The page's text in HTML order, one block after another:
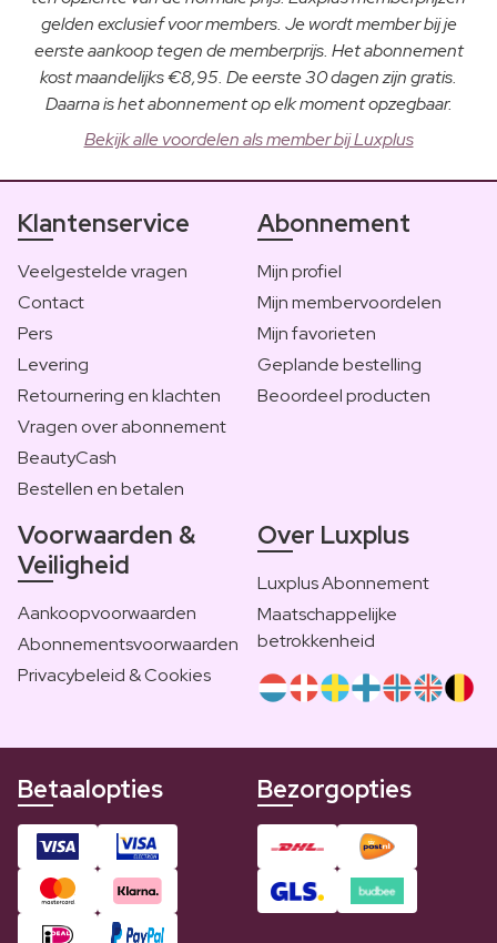
gelden exclusief voor members. Je wordt member bij je
eerste aankoop tegen de memberprijs. Het abonnement
kost maandelijks €8,95. De eerste 30 dagen zijn gratis.
Daarna is het abonnement op elk moment opzegbaar.
Bekijk alle voordelen als member bij Luxplus
Klantenservice
Veelgestelde vragen
Contact
Pers
Levering
Retournering en klachten
Vragen over abonnement
BeautyCash
Bestellen en betalen
Abonnement
Mijn profiel
Mijn membervoordelen
Mijn favorieten
Geplande bestelling
Beoordeel producten
Voorwaarden &
Veiligheid
Aankoopvoorwaarden
Abonnementsvoorwaarden
Privacybeleid & Cookies
Over Luxplus
Luxplus Abonnement
Maatschappelijke
betrokkenheid
Betaalopties Bezorgopties